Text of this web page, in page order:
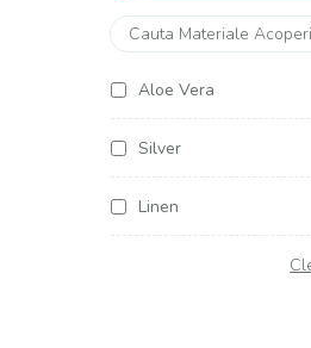
Aloe Vera
Silver
Linen